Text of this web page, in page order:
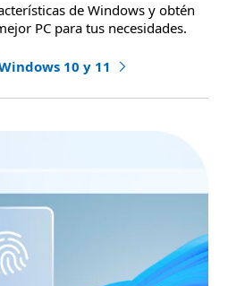
de Windows y obtén
PC para tus necesidades.
10 y 11